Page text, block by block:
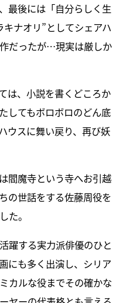
最後には「自分らしく生
ナオリ”としてシェアハ
だったが…現実は厳しか
は、小説を書くどころか
してもボロボロのどん底
ウスに舞い戻り、再び妖
閻魔寺という寺へお引越
の世話をする佐藤周役を
た。
躍する実力派俳優のひと
にも多く出演し、シリア
カルな役までその確かな